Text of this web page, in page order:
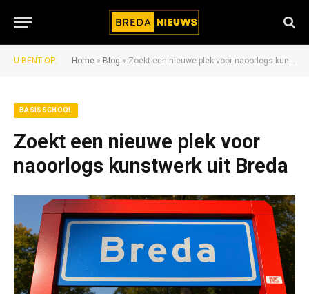
U BENT OP: Home » Blog » Zoekt een nieuwe plek voor naoorlogs kunstwerk uit Breda
BASISSCHOOL
Zoekt een nieuwe plek voor
naoorlogs kunstwerk uit Breda